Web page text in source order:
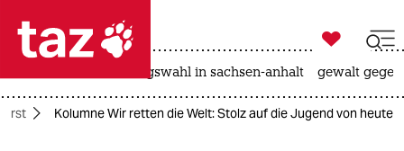
 taz zahl ich
taz zahl ich

taz zahl ich
landtagswahl in sachsen-anhalt gewalt
Kolumne Wir retten die Welt: Stolz auf die Jugend von heute